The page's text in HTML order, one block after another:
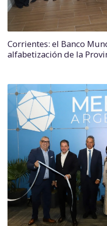
Corrientes: el Banco
alfabetización de la